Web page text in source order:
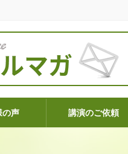
の声 講演のご依頼